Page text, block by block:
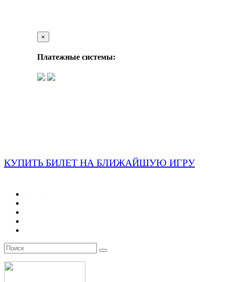
×
Платежные системы:
КУПИТЬ БИЛЕТ НА БЛИЖАЙШУЮ ИГРУ